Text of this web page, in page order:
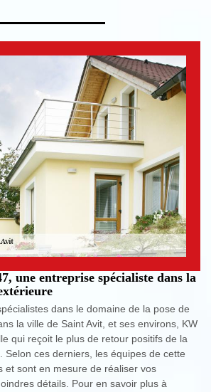
une entreprise spécialiste dans la
dans le domaine de la pose de
la ville de Saint Avit, et ses environs, KW
qui reçoit le plus de retour positifs de la
Selon ces derniers, les équipes de cette
et sont en mesure de réaliser vos
détails. Pour en savoir plus à